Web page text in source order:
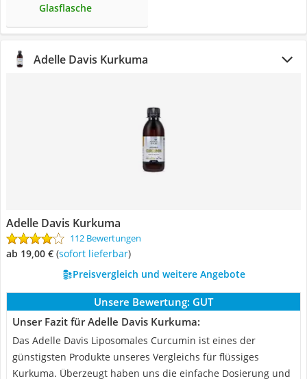
Glasflasche
Adelle Davis Kurkuma
Adelle Davis Kurkuma
112 Bewertungen
ab 19,00 € ( Sofort lieferbar)
Preisvergleich und weitere Angebote
Unsere Bewertung: GUT
Unser Fazit für Adelle Davis Kurkuma:
Das Adelle Davis Liposomales Curcumin ist eines der
günstigsten Produkte unseres Vergleichs für flüssiges
Kurkuma. Überzeugt haben uns die einfache Dosierung und